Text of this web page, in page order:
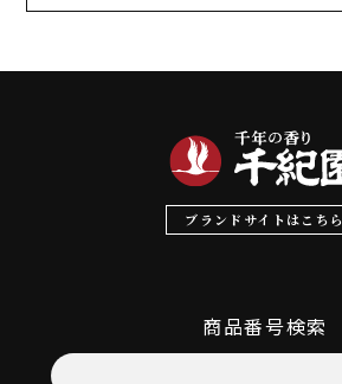
ブランドサイトはこちら
商品番号検索